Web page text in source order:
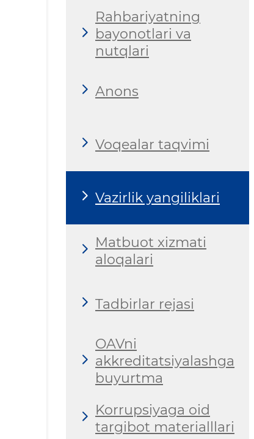
Rahbariyatning
bayonotlari va
nutqlari
Anons
Voqealar taqvimi
Vazirlik yangiliklari
Matbuot xizmati
aloqalari
Tadbirlar rejasi
OAVni
akkreditatsiyalashga
buyurtma
Korrupsiyaga oid
targibot materialllari